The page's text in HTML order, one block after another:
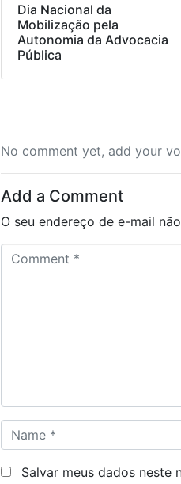
Dia Nacional da
Mobilização pela
Autonomia da Advocacia
Pública
No comment yet, add your
Add a Comment
O seu endereço de e-mail
a
m
Salvar meus dados neste